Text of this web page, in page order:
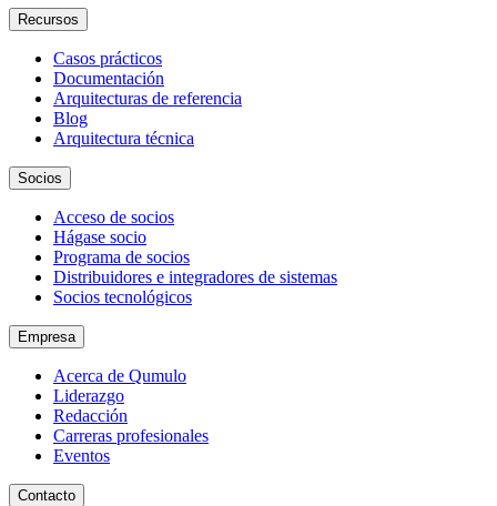
Recursos
Casos prácticos
Documentación
Arquitecturas de referencia
Blog
Arquitectura técnica
Socios
Acceso de socios
Hágase socio
Programa de socios
Distribuidores e integradores de sistemas
Socios tecnológicos
Empresa
Acerca de Qumulo
Liderazgo
Redacción
Carreras profesionales
Eventos
Contacto